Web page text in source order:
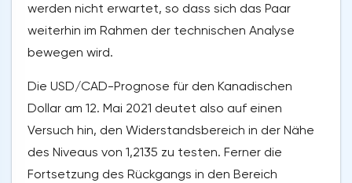
werden nicht erwartet, so dass sich das Paar
weiterhin im Rahmen der technischen Analyse
bewegen wird.
Die USD/CAD-Prognose für den Kanadischen
Dollar am 12. Mai 2021 deutet also auf einen
Versuch hin, den Widerstandsbereich in der Nähe
des Niveaus von 1,2135 zu testen. Ferner die
Fortsetzung des Rückgangs in den Bereich